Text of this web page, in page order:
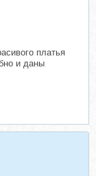
платья
и даны